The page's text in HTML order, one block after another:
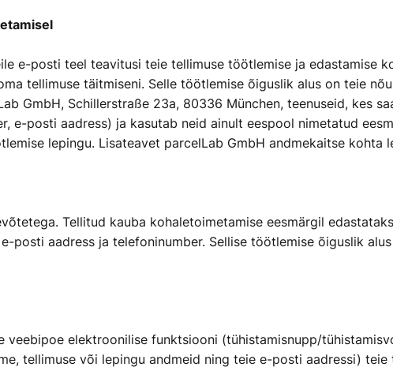
e-posti teel teavitusi teie tellimuse töötlemise ja edastamise
tellimuse täitmiseni. Selle töötlemise õiguslik alus on teie
GmbH, Schillerstraße 23a, 80336 München, teenuseid, kes
e-posti aadress) ja kasutab neid ainult eespool nimetatud
lepingu. Lisateavet parcelLab GmbH andmekaitse kohta
Tellitud kauba kohaletoimetamise eesmärgil
posti aadress ja telefoninumber. Sellise töötlemise õiguslik
veebipoe elektroonilise funktsiooni (tühistamisnupp/
tellimuse või lepingu andmeid ning teie e-posti aadressi) teie